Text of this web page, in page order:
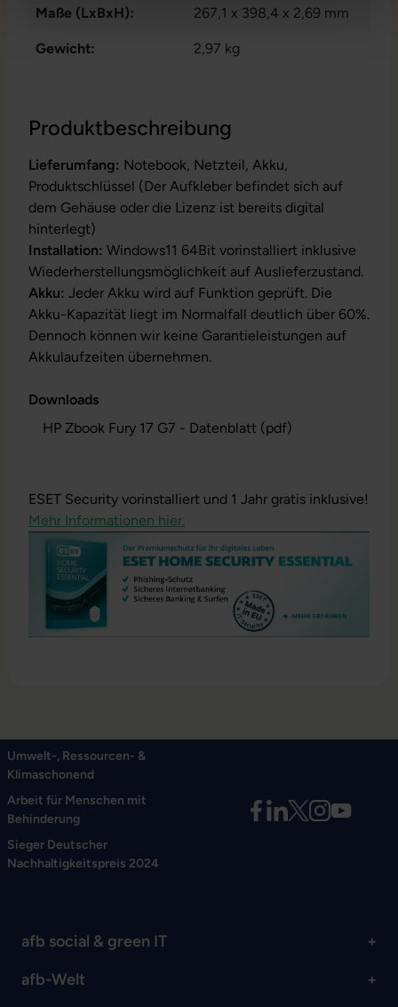
Produktbeschreibung
Lieferumfang: Notebook, Netzteil, Akku,
Produktschlüssel (Der Aufkleber befindet sich auf
dem Gehäuse oder die Lizenz ist bereits digital
hinterlegt)
Installation: Windows11 64Bit vorinstalliert inklusive
Wiederherstellungsmöglichkeit auf Auslieferzustand.
Akku: Jeder Akku wird auf Funktion geprüft. Die
Akku-Kapazität liegt im Normalfall deutlich über 60%.
Dennoch können wir keine Garantieleistungen auf
Akkulaufzeiten übernehmen.
Downloads
HP Zbook Fury 17 G7 - Datenblatt (pdf)
ESET Security vorinstalliert und 1 Jahr gratis inklusive!
Mehr Informationen hier.
Maße (LxBxH): 267,1 x 398,4 x 2,69 mm
Gewicht: 2,97 kg
Umwelt-, Ressourcen- &
Klimaschonend
Arbeit für Menschen mit
Behinderung
Sieger Deutscher
Nachhaltigkeitspreis 2024
afb social & green IT
afb-Welt